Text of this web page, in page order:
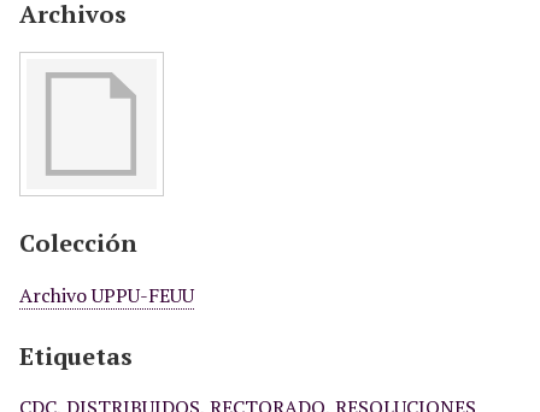
Archivos
Colección
Archivo UPPU-FEUU
Etiquetas